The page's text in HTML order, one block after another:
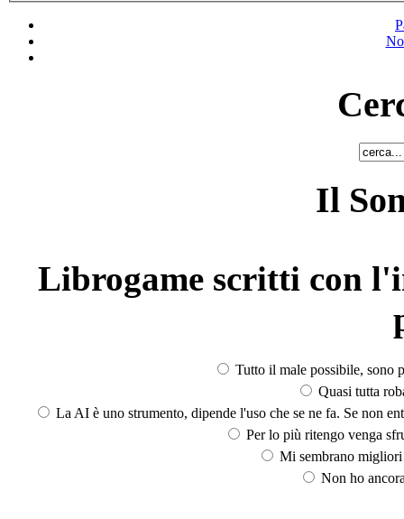
Il
Librogame scritti con
Tutto il male possibile, sono
Quasi tutta
La AI è uno strumento, dipende l'uso che se ne fa. Se non
Per lo più ritengo venga
Mi sembrano
Non ho